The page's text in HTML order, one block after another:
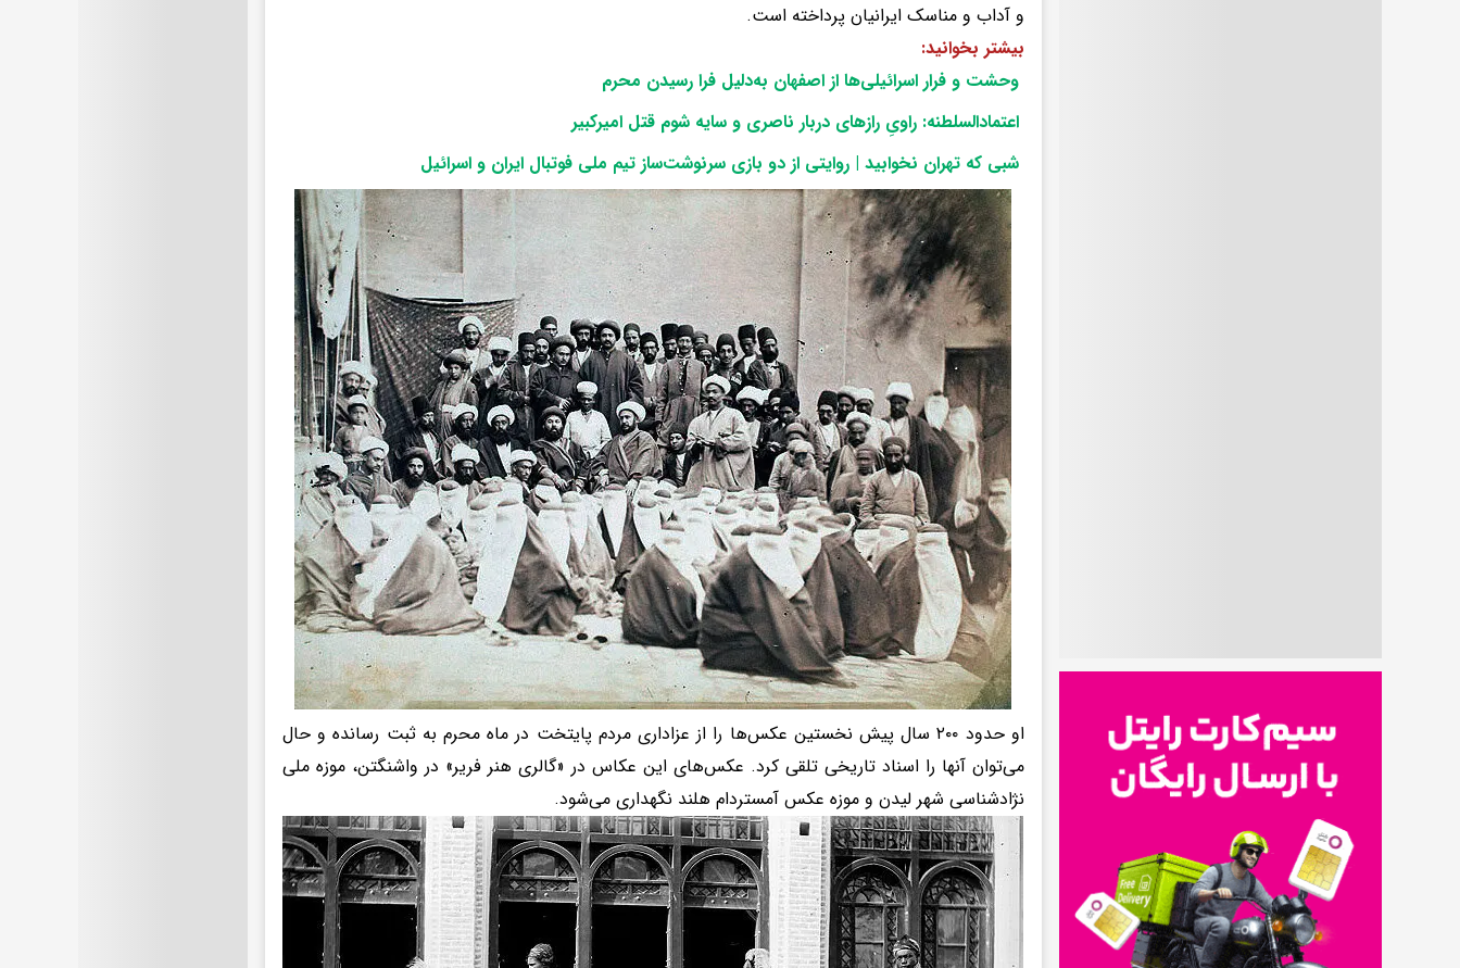
و آداب و مناسک ایرانیان پرداخته است.
بیشتر بخوانید:
وحشت و فرار اسرائیلی‌ها از اصفهان به‌دلیل فرا رسیدن محرم
اعتمادالسلطنه: راویِ رازهای دربار ناصری و سایه‌ شوم قتل امیرکبیر
شبی که تهران نخوابید | روایتی از دو بازی سرنوشت‌ساز تیم ملی فوتبال ایران و اسرائیل
او حدود ۲۰۰ سال پیش نخستین عکس‌ها را از عزاداری مردم پایتخت در ‌ماه محرم به ثبت رسانده و حال
می‌توان آنها را اسناد تاریخی تلقی کرد. عکس‌های این عکاس در «گالری هنر فریر» در واشنگتن، موزه‌ ملی
نژادشناسی شهر لیدن و موزه عکس آمستردام هلند نگهداری می‌شود.